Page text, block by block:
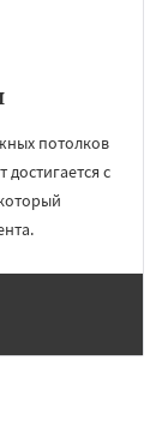
потолков
с